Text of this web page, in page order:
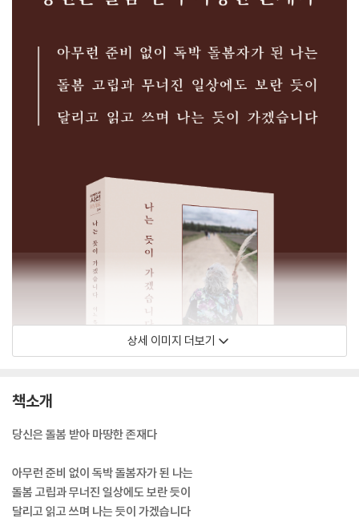
상세 이미지 더보기
책소개
당신은 돌봄 받아 마땅한 존재다
아무런 준비 없이 독박 돌봄자가 된 나는
돌봄 고립과 무너진 일상에도 보란 듯이
달리고 읽고 쓰며 나는 듯이 가겠습니다